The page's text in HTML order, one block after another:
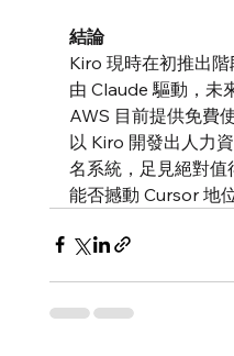
結論
Kiro 現時在初推出
由 Claude 驅動，未
AWS 目前提供免費
以 Kiro 開發出人力
名系統，足見絕對
能否撼動 Cursor 地